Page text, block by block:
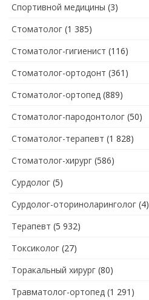
Спортивной медицины (3)
Стоматолог (1 385)
Стоматолог-гигиенист (116)
Стоматолог-ортодонт (361)
Стоматолог-ортопед (889)
Стоматолог-пародонтолог (50)
Стоматолог-терапевт (1 828)
Стоматолог-хирург (586)
Сурдолог (5)
Сурдолог-оториноларинголог (4)
Терапевт (5 932)
Токсиколог (27)
Торакальный хирург (80)
Травматолог-ортопед (1 291)